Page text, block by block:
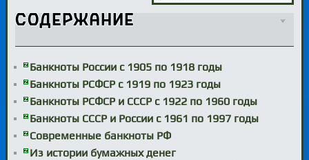
Содержание
Банкноты России с 1905 по 1918 годы
Банкноты РСФСР с 1919 по 1923 годы
Банкноты РСФСР и СССР с 1922 по 1960 годы
Банкноты СССР и России с 1961 по 1997 годы
Современные банкноты РФ
Из истории бумажных денег